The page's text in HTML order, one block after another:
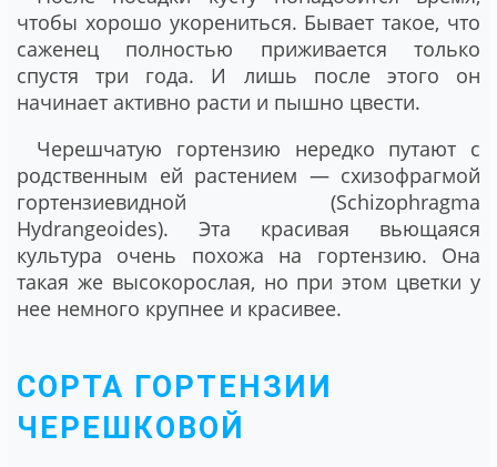
чтобы хорошо укорениться. Бывает такое, что
саженец полностью приживается только
спустя три года. И лишь после этого он
начинает активно расти и пышно цвести.
Черешчатую гортензию нередко путают с
родственным ей растением — схизофрагмой
гортензиевидной (Schizophragma
Hydrangeoides). Эта красивая вьющаяся
культура очень похожа на гортензию. Она
такая же высокорослая, но при этом цветки у
нее немного крупнее и красивее.
СОРТА ГОРТЕНЗИИ
ЧЕРЕШКОВОЙ